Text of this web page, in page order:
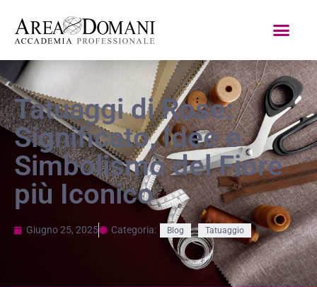
Tatuaggi di Rose:
Significato, Idee e
Simbolismo del Fiore
più Iconico
Giugno 25, 2025 Categoria: Blog , Tatuaggio